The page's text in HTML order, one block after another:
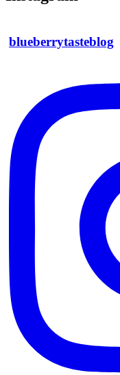
blueberrytasteblog